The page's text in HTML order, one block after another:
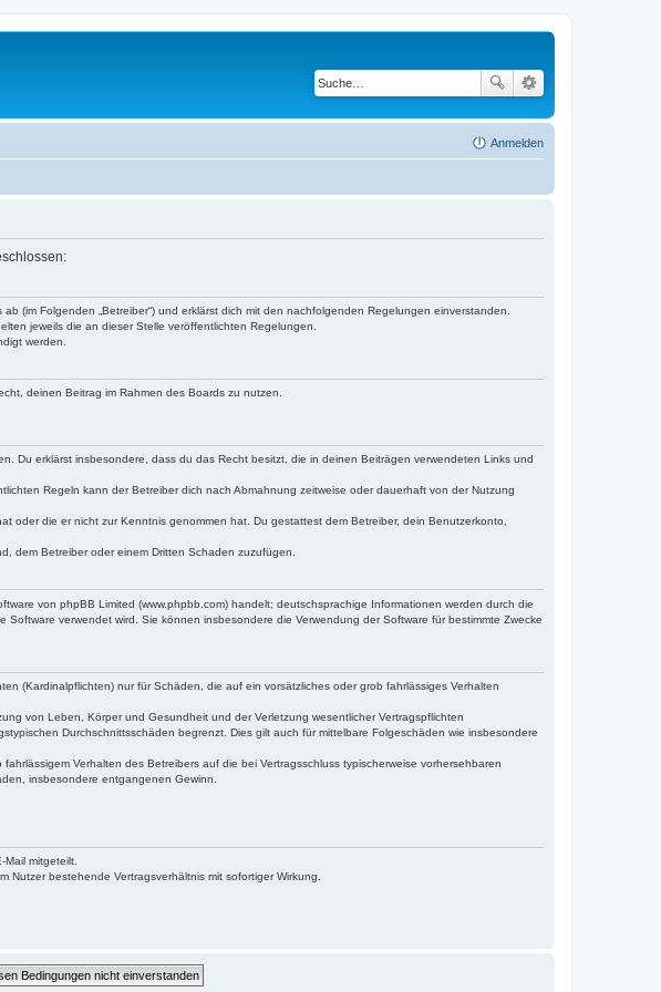
Anmelden
(im Folgenden „Betreiber“) und erklärst dich mit den nachfolgenden Regelungen einverstanden.
jeweils die an dieser Stelle veröffentlichten Regelungen.
werden.
deinen Beitrag im Rahmen des Boards zu nutzen.
Du erklärst insbesondere, dass du das Recht besitzt, die in deinen Beiträgen verwendeten Links und
Regeln kann der Betreiber dich nach Abmahnung zeitweise oder dauerhaft von der Nutzung
oder die er nicht zur Kenntnis genommen hat. Du gestattest dem Betreiber, dein Benutzerkonto,
dem Betreiber oder einem Dritten Schaden zuzufügen.
von phpBB Limited (www.phpbb.com) handelt; deutschsprachige Informationen werden durch die
verwendet wird. Sie können insbesondere die Verwendung der Software für bestimmte Zwecke
(Kardinalpflichten) nur für Schäden, die auf ein vorsätzliches oder grob fahrlässiges Verhalten
von Leben, Körper und Gesundheit und der Verletzung wesentlicher Vertragspflichten
Durchschnittsschäden begrenzt. Dies gilt auch für mittelbare Folgeschäden wie insbesondere
Verhalten des Betreibers auf die bei Vertragsschluss typischerweise vorhersehbaren
insbesondere entgangenen Gewinn.
mitgeteilt.
bestehende Vertragsverhältnis mit sofortiger Wirkung.